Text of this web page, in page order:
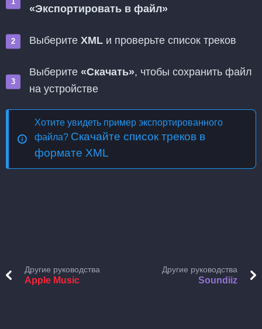
«Экспортировать в файл»
Выберите XML и проверьте список треков
Выберите «Скачать», чтобы сохранить файл
на устройстве
Хотите увидеть пример экспортированного
файла? Скачайте список треков в
формате XML
Другие руководства
Apple Music
Другие руководства
Soundiiz